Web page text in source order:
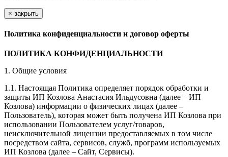
× закрыть
Политика конфиденциальности и договор оферты
ПОЛИТИКА КОНФИДЕНЦИАЛЬНОСТИ
1. Общие условия
1.1. Настоящая Политика определяет порядок обработки и
защиты ИП Козлова Анастасия Ильдусовна (далее – ИП
Козлова) информации о физических лицах (далее –
Пользователь), которая может быть получена ИП Козлова при
использовании Пользователем услуг/товаров,
неисключительной лицензии предоставляемых в том числе
посредством сайта, сервисов, служб, программ используемых
ИП Козлова (далее – Сайт, Сервисы).